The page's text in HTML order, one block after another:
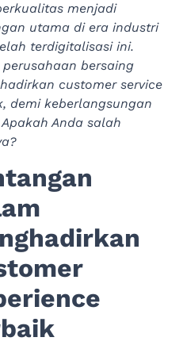
menjadi
utama di era industri
terdigitalisasi ini.
perusahaan bersaing
customer service
demi keberlangsungan
Anda salah